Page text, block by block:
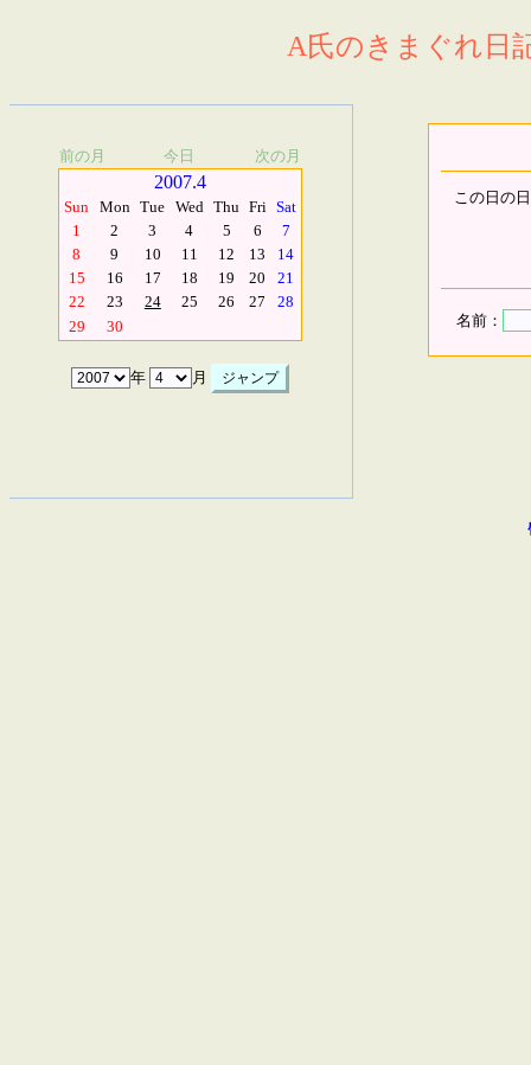
A氏のきまぐれ日
前の月 今日 次の月
2007.4
Sun Mon Tue Wed Thu Fri Sat
1
2 3 4 5 6
7
8
9 10 11 12 13
14
15
16 17 18 19 20
21
22
23 24 25 26 27
28
29
30
年 月
この日の
名前：